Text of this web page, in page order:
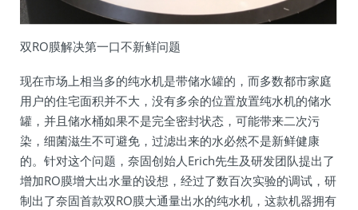
双RO膜解决第一口不新鲜问题
现在市场上相当多的纯水机是带储水罐的，而多数都市家庭
用户的住宅面积并不大，没有多余的位置放置纯水机的储水
罐，并且储水桶如果不是完全密封状态，可能带来二次污
染，细菌滋生不可避免，过滤出来的水必然不是新鲜健康
的。针对这个问题，奈固创始人Erich先生及研发团队提出了
增加RO膜增大出水量的设想，经过了数百次实验的调试，研
制出了奈固首款双RO膜大通量出水的纯水机，这款机器拥有